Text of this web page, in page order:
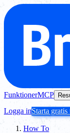
FunktionerMCP
Logga inStarta gratis
How To